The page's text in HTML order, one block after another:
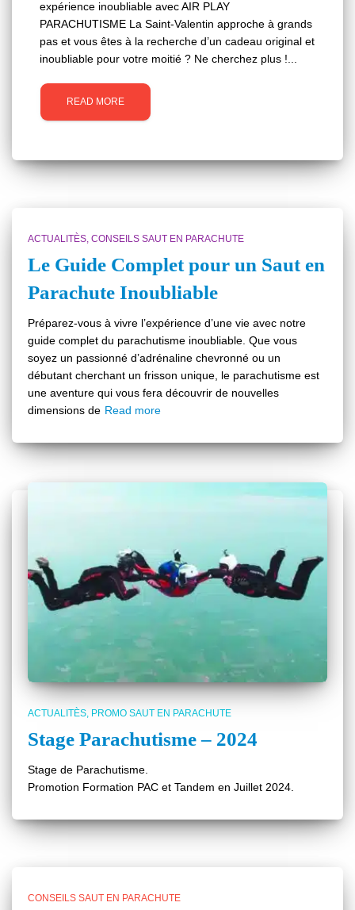
expérience inoubliable avec AIR PLAY
PARACHUTISME La Saint-Valentin approche à grands
pas et vous êtes à la recherche d’un cadeau original et
inoubliable pour votre moitié ? Ne cherchez plus !...
READ MORE
ACTUALITÈS CONSEILS SAUT EN PARACHUTE
Le Guide Complet pour un Saut en
Parachute Inoubliable
Préparez-vous à vivre l’expérience d’une vie avec notre
guide complet du parachutisme inoubliable. Que vous
soyez un passionné d’adrénaline chevronné ou un
débutant cherchant un frisson unique, le parachutisme est
une aventure qui vous fera découvrir de nouvelles
dimensions de Read more
ACTUALITÈS PROMO SAUT EN PARACHUTE
Stage Parachutisme – 2024
Stage de Parachutisme.
Promotion Formation PAC et Tandem en Juillet 2024.
CONSEILS SAUT EN PARACHUTE